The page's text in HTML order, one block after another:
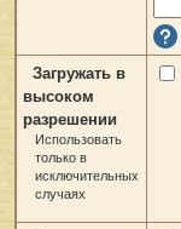
Загружать в
высоком
разрешении
Использовать
только в
исключительных
случаях